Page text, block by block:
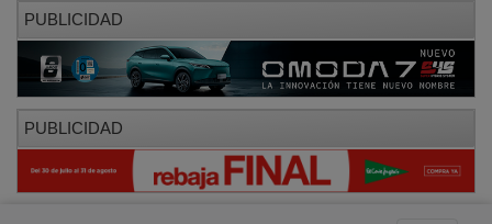
PUBLICIDAD
PUBLICIDAD